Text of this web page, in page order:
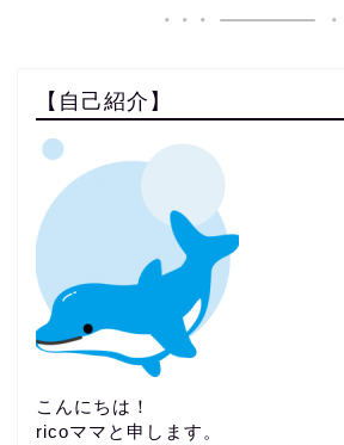
【自己紹介】
こんにちは！
ricoママと申します。